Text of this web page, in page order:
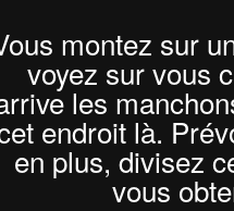
montez sur
voyez sur vous
les
endroit là.
en plus, divisez
vous